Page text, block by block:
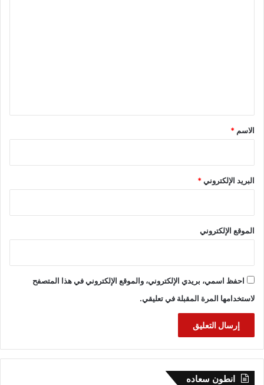
*
الاسم *
البريد الإلكتروني*
الموقع الإلكتروني
احفظ اسمي، بريدي الإلكتروني، والموقع الإلكتروني في هذا المتصفح
لاستخدامها المرة المقبلة في تعليقي.
انطون سعاده